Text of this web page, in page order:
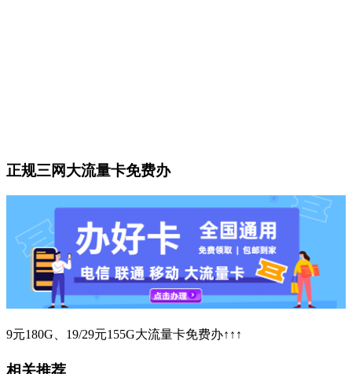
正规三网大流量卡免费办
9元180G、19/29元155G大流量卡免费办↑↑↑
相关推荐